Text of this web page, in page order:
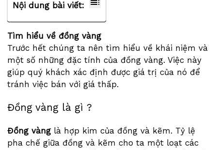
Nội dung bài viết:
Tìm hiểu về đồng vàng
Trước hết chúng ta nên tìm hiểu về khái niệm và
một số những đặc tính của đồng vàng. Việc này
giúp quý khách xác định được giá trị của nó để
tránh việc bán với giá thấp.
Đồng vàng là gì ?
Đồng vàng là hợp kim của đồng và kẽm. Tỷ lệ
pha chế giữa đồng và kẽm cho ta một loạt các